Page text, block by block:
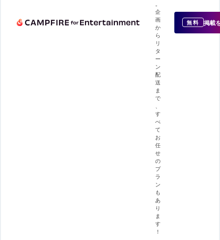
企
画
か
ら
リ
タ
ー
ン
配
送
ま
で
す
べ
て
お
任
せ
の
プ
ラ
ン
も
あ
り
ま
す
！
無料 掲載